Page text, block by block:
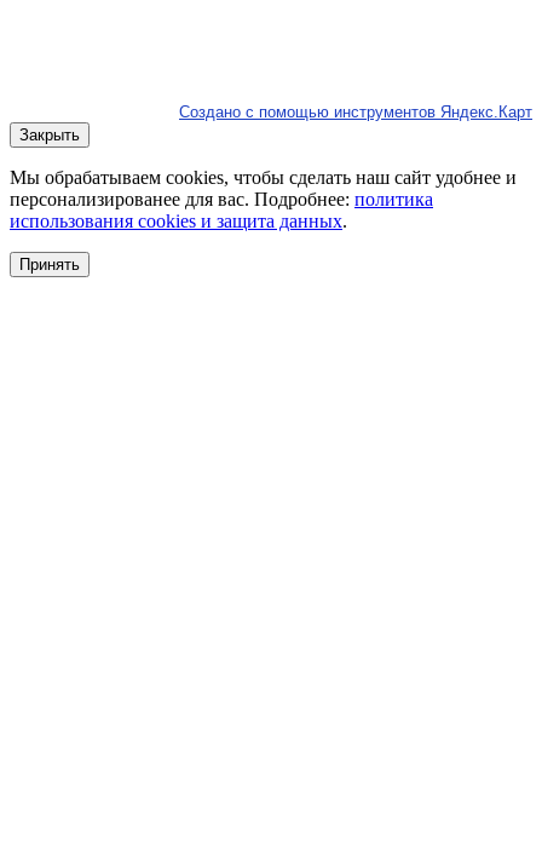
Создано с помощью инструментов Яндекс.Карт
Закрыть
Мы обрабатываем cookies, чтобы сделать наш сайт удобнее и
персонализированее для вас. Подробнее: политика
использования cookies и защита данных.
Принять